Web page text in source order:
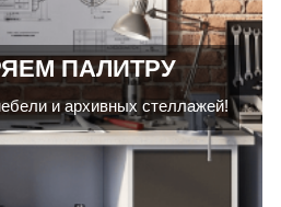
ПАЛИТРУ
и архивных стеллажей!